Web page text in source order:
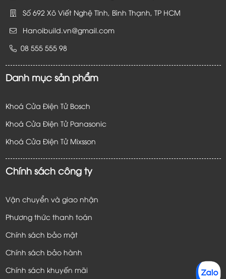
Số 692 Xô Viết Nghệ Tĩnh, Bình Thạnh, TP HCM
Hanoibuild.vn@gmail.com
08 555 555 98
Danh mục sản phẩm
Khoá Cửa Điện Tử Bosch
Khoá Cửa Điện Tử Panasonic
Khoá Cửa Điện Tử Mixsson
Chính sách công ty
Vận chuyển và giao nhận
Phương thức thanh toán
Chính sách bảo mật
Chính sách bảo hành
Chính sách khuyến mãi